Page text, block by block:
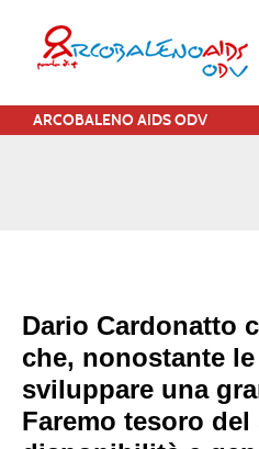
ARCOBALENO AIDS ODV
Dario Cardonatto
che, nonostante
sviluppare una
Faremo tesoro